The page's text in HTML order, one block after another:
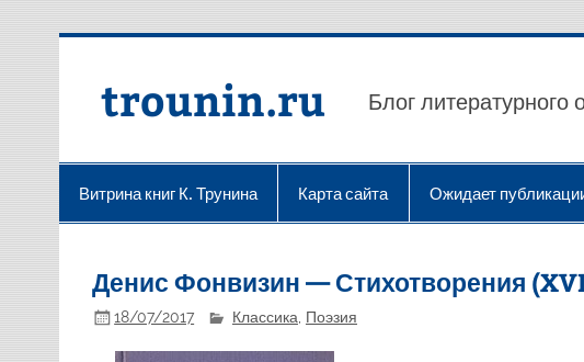
Перейти
trounin.ru Блог литературного
Витрина книг К. Трунина Карта сайта Ожидает
Денис Фонвизин — Стихотворения
18/07/2017 Классика Поэзия